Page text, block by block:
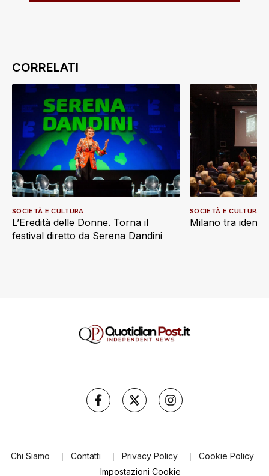
L’Eredità delle Donne. Torna il
festival diretto da Serena Dandini
SOCIETÀ E CULTURA
Milano tra
SOCIETÀ E CULTURA
Chi Siamo Contatti Privacy Policy
Cookie Policy
Impostazioni Cookie